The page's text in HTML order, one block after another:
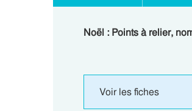
Noël : Points à relier,
Voir les fiches